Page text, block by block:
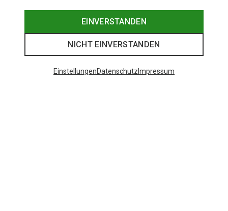
EINVERSTANDEN
NICHT EINVERSTANDEN
EinstellungenDatenschutz Impressum